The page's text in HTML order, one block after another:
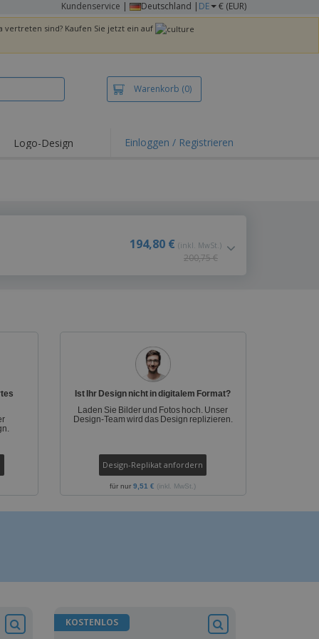
Kundenservice | Deutschland | DE € (EUR)
vertreten sind? Kaufen Sie jetzt ein auf
Warenkorb (0)
Logo-Design Einloggen / Registrieren
194,80 € (inkl. MwSt.)
200,75 €
Ist Ihr Design nicht in digitalem Format?
Laden Sie Bilder und Fotos hoch. Unser
Design-Team wird das Design replizieren.
Design-Replikat anfordern
für nur9,51 € (inkl. MwSt.)
KOSTENLOS